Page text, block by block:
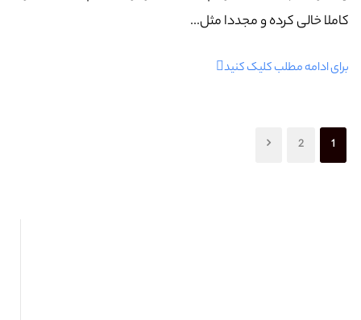
کاملا خالی کرده و مجددا مثل...
برای ادامه مطلب کلیک کنید
1
2